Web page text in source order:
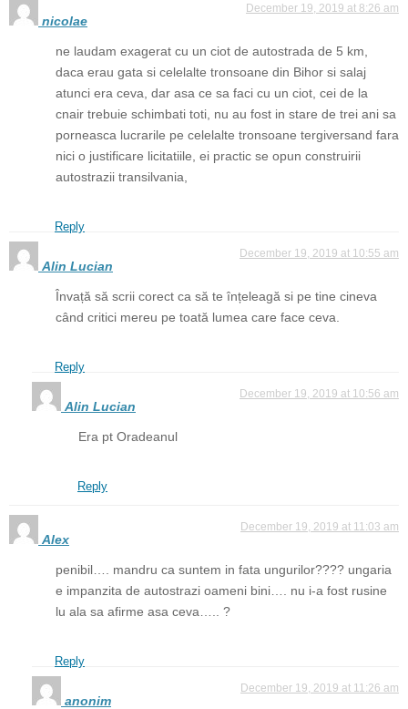
nicolae
December 19, 2019 at 8:26 am
ne laudam exagerat cu un ciot de autostrada de 5 km,
daca erau gata si celelalte tronsoane din Bihor si salaj
atunci era ceva, dar asa ce sa faci cu un ciot, cei de la
cnair trebuie schimbati toti, nu au fost in stare de trei ani sa
porneasca lucrarile pe celelalte tronsoane tergiversand fara
nici o justificare licitatiile, ei practic se opun construirii
autostrazii transilvania,
Reply
Alin Lucian
December 19, 2019 at 10:55 am
Învață să scrii corect ca să te înțeleagă si pe tine cineva
când critici mereu pe toată lumea care face ceva.
Reply
Alin Lucian
December 19, 2019 at 10:56 am
Era pt Oradeanul
Reply
Alex
December 19, 2019 at 11:03 am
penibil…. mandru ca suntem in fata ungurilor???? ungaria
e impanzita de autostrazi oameni bini…. nu i-a fost rusine
lu ala sa afirme asa ceva….. ?
Reply
anonim
December 19, 2019 at 11:26 am